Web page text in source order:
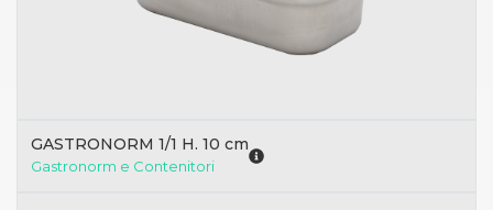
GASTRONORM 1/1 H. 10 cm
Gastronorm e Contenitori